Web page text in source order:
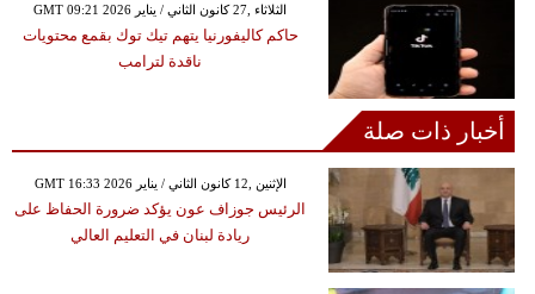
GMT 09:21 2026 الثلاثاء ,27 كانون الثاني / يناير
حاكم كاليفورنيا يتهم تيك توك بقمع محتويات
ناقدة لترامب
أخبار ذات صلة
GMT 16:33 2026 الإثنين ,12 كانون الثاني / يناير
الرئيس جوزاف عون يؤكد ضرورة الحفاظ على
ريادة لبنان في التعليم العالي